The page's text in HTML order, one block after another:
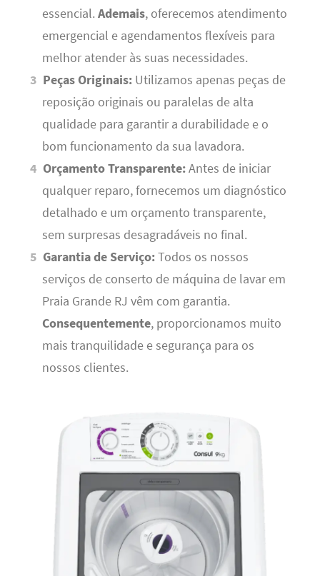
essencial. Ademais, oferecemos atendimento
emergencial e agendamentos flexíveis para
melhor atender às suas necessidades.
Peças Originais: Utilizamos apenas peças de
reposição originais ou paralelas de alta
qualidade para garantir a durabilidade e o
bom funcionamento da sua lavadora.
Orçamento Transparente:Antes de iniciar
qualquer reparo, fornecemos um diagnóstico
detalhado e um orçamento transparente,
sem surpresas desagradáveis no final.
Garantia de Serviço:Todos os nossos
serviços de conserto de máquina de lavar em
Praia Grande RJ vêm com garantia.
Consequentemente, proporcionamos muito
mais tranquilidade e segurança para os
nossos clientes.